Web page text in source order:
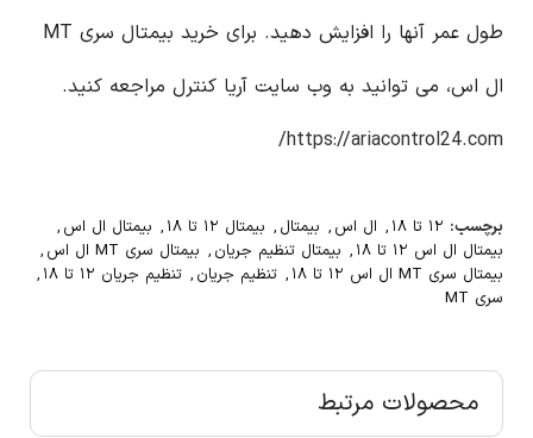
طول عمر آنها را افزایش دهید. برای خرید بیمتال سری MT
ال اس، می توانید به وب سایت آریا کنترل مراجعه کنید.
https://ariacontrol24.com/
برچسب: ۱۲ تا ۱۸ , ال اس , بیمتال , بیمتال ۱۲ تا ۱۸ , بیمتال ال اس ,
بیمتال ال اس ۱۲ تا ۱۸
, بیمتال تنظیم جریان , بیمتال سری MT ال اس
,
بیمتال سری MT ال اس ۱۲ تا ۱۸
, تنظیم جریان , تنظیم جریان ۱۲ تا ۱۸
,
سری MT
محصولات مرتبط